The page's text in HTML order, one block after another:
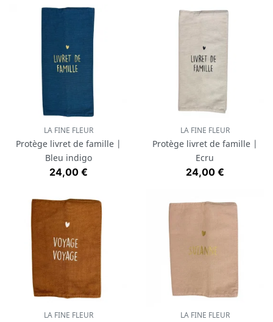
LA FINE FLEUR
Protège livret de famille |
Bleu indigo
Prix
24,00 €
LA FINE FLEUR
Protège livret de famille |
Ecru
Prix
24,00 €
LA FINE FLEUR LA FINE FLEUR